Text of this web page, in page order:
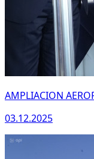
AMPLIACION
03.12.2025